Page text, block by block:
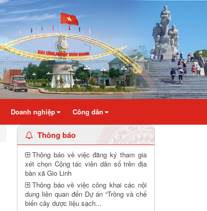
Doanh nghiệp Công dân
Thông báo
Thông báo về việc đăng ký tham gia
xét chọn Cộng tác viên dân số trên địa
bàn xã Gio Linh
Thông báo về việc công khai các nội
dung liên quan đến Dự án “Trồng và chế
biến cây dược liệu sạch...